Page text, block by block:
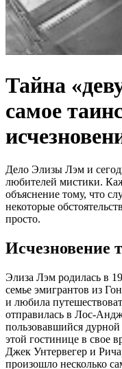
Тайна
самое
Дело Элизы Лэм и
любителей мистики.
объяснение тому, что
некоторые
просто.
Исчезновение
Элиза Лэм родилась в
семье эмигрантов из
и любила
отправилась в Лос-
пользовавшийся
этой гостинице в свое
Джек Унтервегер и
произошло несколько